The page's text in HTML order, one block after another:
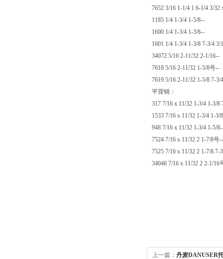
7652 3/16 1-1/4 1 6-1/4 3/32
1185 1/4 1-3/4 1-5/8--
1600 1/4 1-3/4 1-3/8--
1601 1/4 1-3/4 1-3/8 7-3/4 3/
34072 5/16 2-11/32 2-1/16--
7618 5/16 2-11/32 1-5/8号--
7619 5/16 2-11/32 1-5/8 7-3/
平背销：
317 7/16 x 11/32 1-3/4 1-3/8
1533 7/16 x 11/32 1-3/4 1-3/
948 7/16 x 11/32 1-3/4 1-5/
7524 7/16 x 11/32 2 1-7/8号--
7525 7/16 x 11/32 2 1-7/8 7-
34046 7/16 x 11/32 2 2-1/16
上一篇： 丹麦DANUSER